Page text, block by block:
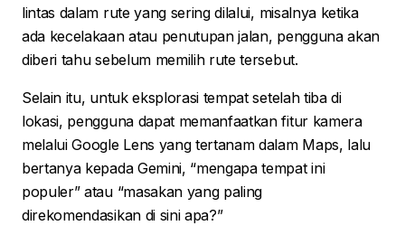
lintas dalam rute yang sering dilalui, misalnya ketika
ada kecelakaan atau penutupan jalan, pengguna akan
diberi tahu sebelum memilih rute tersebut.
Selain itu, untuk eksplorasi tempat setelah tiba di
lokasi, pengguna dapat memanfaatkan fitur kamera
melalui Google Lens yang tertanam dalam Maps, lalu
bertanya kepada Gemini, “mengapa tempat ini
populer” atau “masakan yang paling
direkomendasikan di sini apa?”